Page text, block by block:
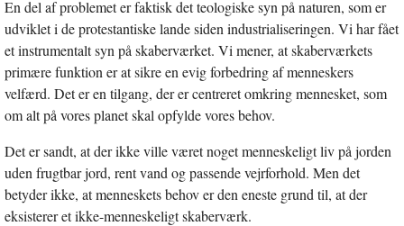
En del af problemet er faktisk det teologiske syn på naturen, som er
udviklet i de protestantiske lande siden industrialiseringen. Vi har fået
et instrumentalt syn på skaberværket. Vi mener, at skaberværkets
primære funktion er at sikre en evig forbedring af menneskers
velfærd. Det er en tilgang, der er centreret omkring mennesket, som
om alt på vores planet skal opfylde vores behov.
Det er sandt, at der ikke ville været noget menneskeligt liv på jorden
uden frugtbar jord, rent vand og passende vejrforhold. Men det
betyder ikke, at menneskets behov er den eneste grund til, at der
eksisterer et ikke-menneskeligt skaberværk.